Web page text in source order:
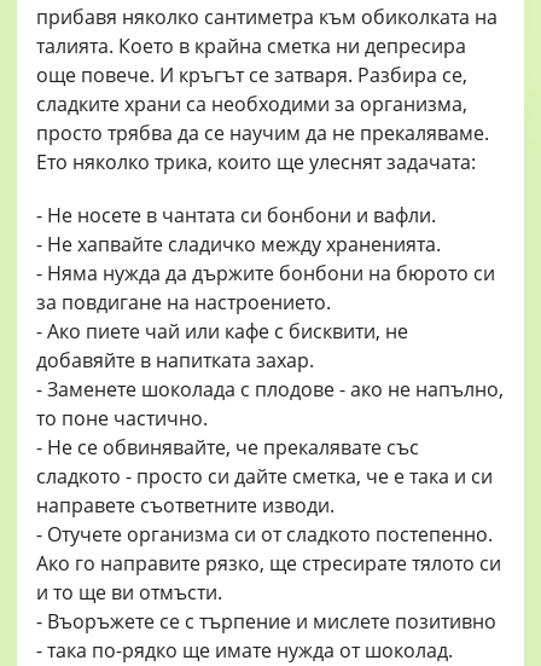
прибавя няколко сантиметра към обиколката на
талията. Което в крайна сметка ни депресира
още повече. И кръгът се затваря. Разбира се,
сладките храни са необходими за организма,
просто трябва да се научим да не прекаляваме.
Ето няколко трика, които ще улеснят задачата:
- Не носете в чантата си бонбони и вафли.
- Не хапвайте сладичко между храненията.
- Няма нужда да държите бонбони на бюрото си
за повдигане на настроението.
- Ако пиете чай или кафе с бисквити, не
добавяйте в напитката захар.
- Заменете шоколада с плодове - ако не напълно,
то поне частично.
- Не се обвинявайте, че прекалявате със
сладкото - просто си дайте сметка, че е така и си
направете съответните изводи.
- Отучете организма си от сладкото постепенно.
Ако го направите рязко, ще стресирате тялото си
и то ще ви отмъсти.
- Въоръжете се с търпение и мислете позитивно
- така по-рядко ще имате нужда от шоколад.